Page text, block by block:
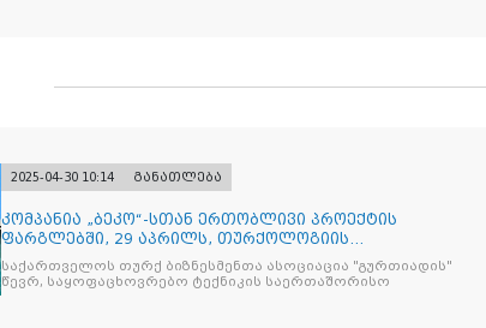
2025-04-30 10:14 განათლება
კომპანია „ბეკო“-სთან ერთობლივი პროექტის
ფარგლებში, 29 აპრილს, თურქოლოგიის
მიმართულებისა და თბილისის
საქართველოს თურქ ბიზნესმენთა ასოციაცია "გურთიადის"
წევრ, საყოფაცხოვრებო ტექნიკის საერთაშორისო